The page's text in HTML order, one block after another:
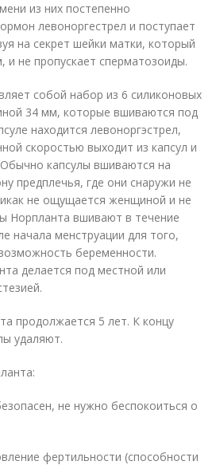
из них постепенно
левоноргестрел и поступает
на секрет шейки матки, который
и не пропускает сперматозоиды.
собой набор из 6 силиконовых
34 мм, которые вшиваются под
находится левоноргэстрел,
скоростью выходит из капсул и
капсулы вшиваются на
предплечья, где они снаружи не
не ощущается женщиной и не
Норпланта вшивают в течение
начала менструации для того,
беременности.
делается под местной или
продолжается 5 лет. К концу
удаляют.
не нужно беспокоиться о
фертильности (способности